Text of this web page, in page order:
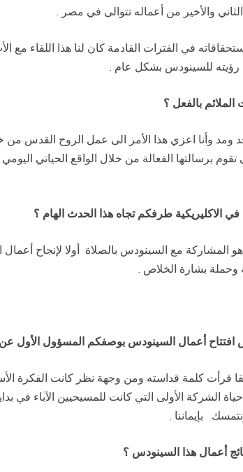
والأخير من أعماله تتوالى في مصر .
في الفترات القادمة كان لنا هذا اللقاء مع
رؤيته للسينودس بشكل عام .
بالفعل ؟
ومد وأنا اعزي هذا الأمر الى عمل الروح القدس
برسالتها الفعالة من خلال الواقع الحياتي
الاكليريكية طرفكم تجاه هذا الحدث الهام ؟
هو المشاركة مع السينودس بالصلاة أولا لإنجاح
وحملة بشارة الخلاص .
أعمال السينودس بوصفكم المسؤول الأول عن
قرأت كلمة قداسته ومن وجهة نظر كانت الفكرة
حياة الشركة الأولى التي كانت للمسيحيين الآباء
بإيماننا .
أعمال هذا السينودس ؟